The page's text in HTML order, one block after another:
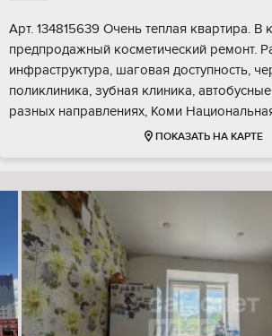
Арт. 134815639 Очень теплая квартира. В
предпродажный косметический ремонт.
инфраструктура, шаговая доступность,
поликлиника, зубная клиника,
разных направлениях, Коми
ПОКАЗАТЬ НА КАРТЕ